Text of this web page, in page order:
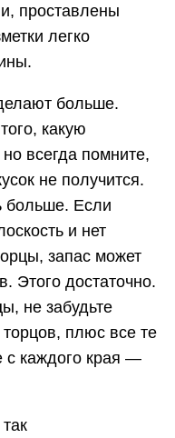
проставлены
легко
больше.
какую
всегда помните,
не получится.
больше. Если
и нет
запас может
Этого достаточно.
не забудьте
плюс все те
с каждого края —